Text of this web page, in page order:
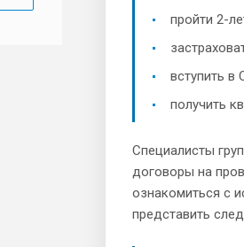
пройти 2-
вступить в
получить
Специалисты
договоры на
ознакомиться с
представить